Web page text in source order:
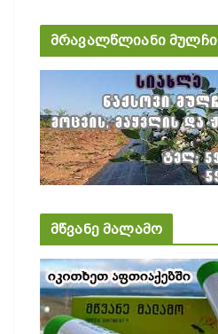
მრავალწლიანი მულჩი
მწვანე მალამო